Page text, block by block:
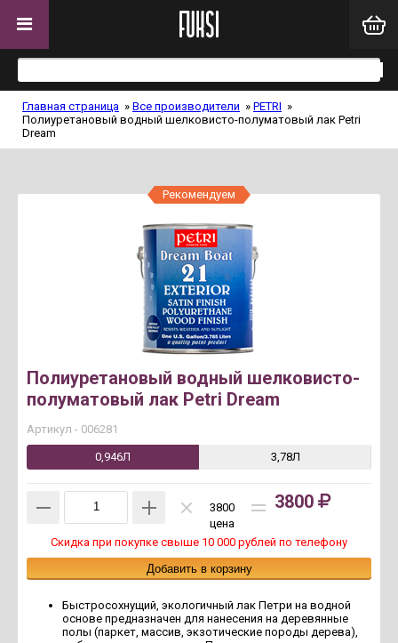
Главная страница » Все производители » PETRI »
Полиуретановый водный шелковисто-полуматовый лак Petri
Dream
Рекомендуем
Полиуретановый водный шелковисто-
полуматовый лак Petri Dream
Артикул - 006281
0,946Л 3,78Л
3800
цена
3800
Скидка при покупке свыше 10 000 рублей по телефону
Быстросохнущий, экологичный лак Петри на водной
основе предназначен для нанесения на деревянные
полы (паркет, массив, экзотические породы дерева),